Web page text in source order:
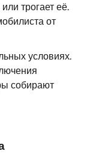
трогает её.
от
условиях.
собирают